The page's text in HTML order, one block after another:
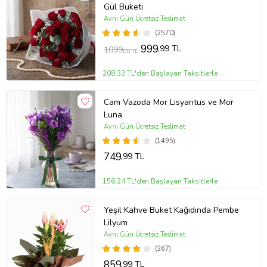
Gül Buketi
(2570)
Aynı Gün Ücretsiz Teslimat
1099,00 TL 999,99 TL
208,33 TL'den Başlayan Taksitlerle
Cam Vazoda Mor Lisyantus ve Mor
Luna
(1495)
Aynı Gün Ücretsiz Teslimat
749,99 TL
156,24 TL'den Başlayan Taksitlerle
Yeşil Kahve Buket Kağıdında Pembe
Lilyum
(267)
Aynı Gün Ücretsiz Teslimat
,99 TL